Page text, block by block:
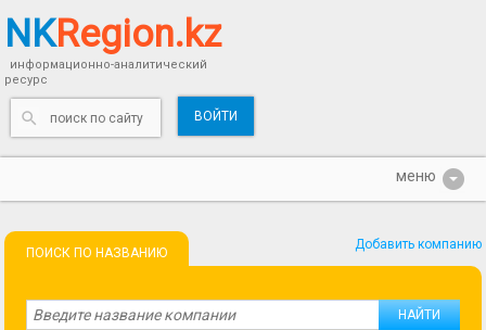
NKRegion.kz
информационно-аналитический
ресурс
ВОЙТИ
ПОИСК ПО НАЗВАНИЮ
Добавить компанию